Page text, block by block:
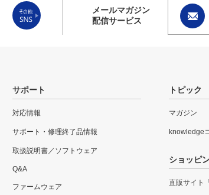
メールマガジン
配信サービス
サポート
対応情報
サポート・修理終了品情報
取扱説明書／ソフトウェア
Q&A
ファームウェア
トピック
マガジン
knowledge
ショッピ
直販サイト